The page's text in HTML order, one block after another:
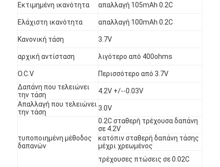
Εκτιμημένη ικανότητα απαλλαγή 105mAh 0.2C
Ελάχιστη ικανότητα απαλλαγή 100mAh 0.2C
Κανονική τάση 3.7V
αρχική αντίσταση λιγότερο από 400ohms
O.C.V
Περισσότερο από 3.7V
Δαπάνη που τελειώνει
την τάση
4.2V +/--0.03V
Απαλλαγή που τελειώνει
την τάση
3.0V
τυποποιημένη μέθοδος
δαπανών
0.2C σταθερή τρέχουσα δαπάνη
σε 4.2V
κατόπιν σταθερή δαπάνη τάσης
μέχρι χρεωμένος
τρέχουσες πτώσεις σε 0.02C